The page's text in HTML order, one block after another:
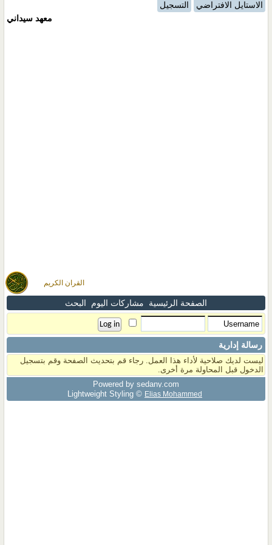
القران الكريم
الاستايل الافتراضي
التسجيل
معهد سيداني
الصفحة الرئيسية مشاركات اليوم البحث
رسالة إدارية
ليست لديك صلاحية لأداء هذا العمل. رجاء قم بتحديث الصفحة وقم بتسجيل
الدخول قبل المحاولة مرة أخرى.
Powered by sedany.com
Lightweight Styling © Elias Mohammed